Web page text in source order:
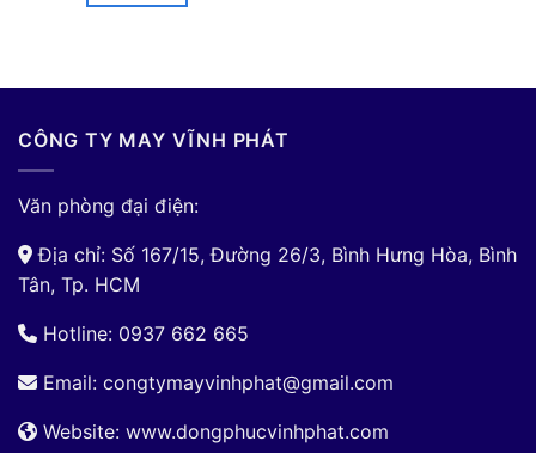
CÔNG TY MAY VĨNH PHÁT
Văn phòng đại điện:
Địa chỉ: Số 167/15, Đường 26/3, Bình Hưng Hòa, Bình
Tân, Tp. HCM
Hotline: 0937 662 665
Email: congtymayvinhphat@gmail.com
Website: www.dongphucvinhphat.com